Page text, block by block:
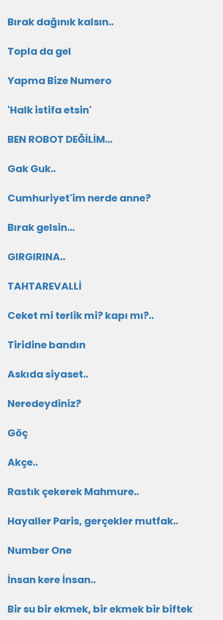
Bırak dağınık kalsın..
Topla da gel
Yapma Bize Numero
'Halk istifa etsin'
BEN ROBOT DEĞİLİM...
Gak Guk..
Cumhuriyet'im nerde anne?
Bırak gelsin...
GIRGIRINA..
TAHTAREVALLİ
Ceket mi terlik mi? kapı mı?..
Tiridine bandın
Askıda siyaset..
Neredeydiniz?
Göç
Akçe..
Rastık çekerek Mahmure..
Hayaller Paris, gerçekler mutfak..
Number One
İnsan kere İnsan..
Bir su bir ekmek, bir ekmek bir biftek